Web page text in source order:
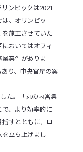
ンピックは2021
、オリンピッ
施工させていた
おいてはオフィ
案件がありま
り、中央官庁の案
た。「丸の内営業
、より効率的に
すとともに、ロ
立ち上げまし